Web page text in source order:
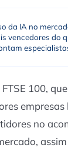
da IA no
vencedores do
100,
empresas
no